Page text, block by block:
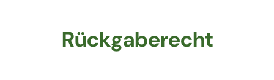
Rückgaberecht